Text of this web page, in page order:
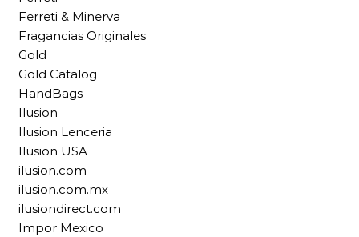
Ferreti & Minerva
Fragancias Originales
Gold
Gold Catalog
HandBags
Ilusion
Ilusion Lenceria
Ilusion USA
ilusion.com
ilusion.com.mx
ilusiondirect.com
Impor Mexico